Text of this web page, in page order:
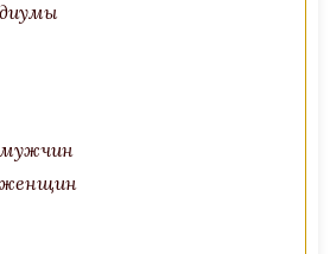
мужчин
женщин